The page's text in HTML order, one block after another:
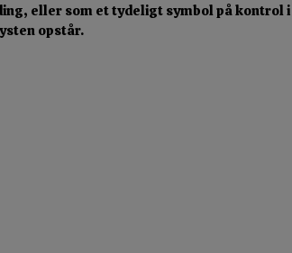
eller som et tydeligt symbol på
opstår.